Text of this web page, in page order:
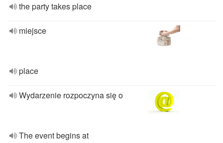
the party takes place
miejsce
place
Wydarzenie rozpoczyna się o
The event begins at